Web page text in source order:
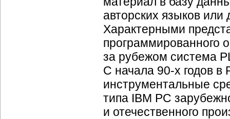
авторских языков или
Характерными
программированного
за рубежом система
С начала 90-х годов в
инструментальные
типа IBM PC
и отечественного